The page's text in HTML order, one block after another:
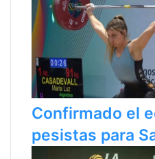
Confirmado el
pesistas para